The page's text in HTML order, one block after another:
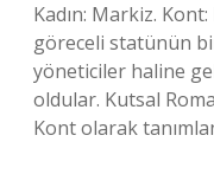
Kadın: Markiz.
göreceli statünün
yöneticiler haline
oldular. Kutsal
Kont olarak